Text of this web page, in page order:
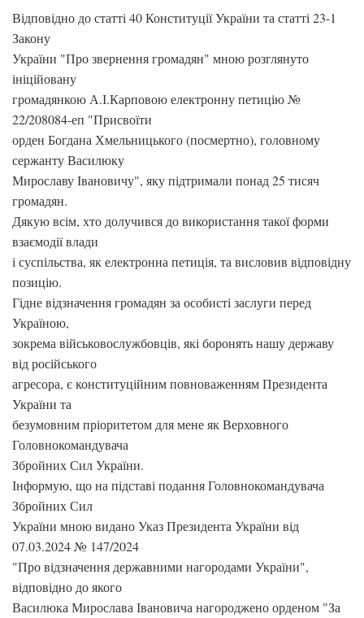
Відповідно до статті 40 Конституції України та статті 23-1
Закону
України "Про звернення громадян" мною розглянуто
ініційовану
громадянкою А.І.Карповою електронну петицію №
22/208084-еп "Присвоїти
орден Богдана Хмельницького (посмертно), головному
сержанту Василюку
Мирославу Івановичу", яку підтримали понад 25 тисяч
громадян.
Дякую всім, хто долучився до використання такої форми
взаємодії влади
і суспільства, як електронна петиція, та висловив відповідну
позицію.
Гідне відзначення громадян за особисті заслуги перед
Україною,
зокрема військовослужбовців, які боронять нашу державу
від російського
агресора, є конституційним повноваженням Президента
України та
безумовним пріоритетом для мене як Верховного
Головнокомандувача
Збройних Сил України.
Інформую, що на підставі подання Головнокомандувача
Збройних Сил
України мною видано Указ Президента України від
07.03.2024 № 147/2024
"Про відзначення державними нагородами України",
відповідно до якого
Василюка Мирослава Івановича нагороджено орденом "За